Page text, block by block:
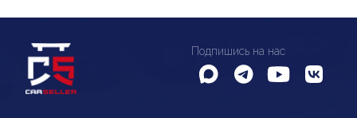
Подпишись на нас